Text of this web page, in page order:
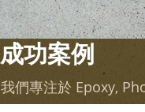
成功案例
我們專注於 Epoxy,